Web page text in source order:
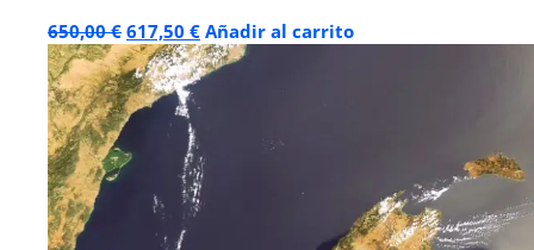
650,00€ 617,50 € Añadir al carrito